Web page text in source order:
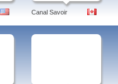
Canal Savoir